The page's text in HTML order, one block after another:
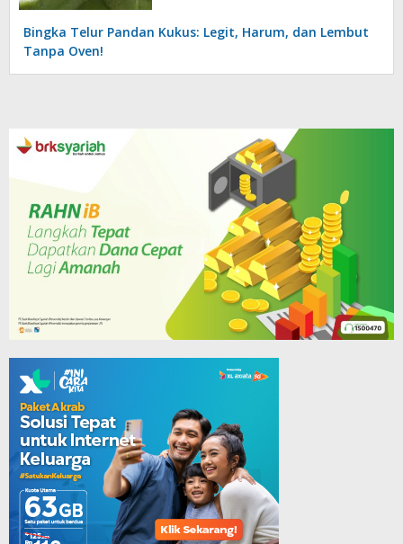
Bingka Telur Pandan Kukus: Legit, Harum, dan Lembut
Tanpa Oven!